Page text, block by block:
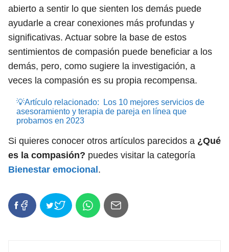
abierto a sentir lo que sienten los demás puede
ayudarle a crear conexiones más profundas y
significativas. Actuar sobre la base de estos
sentimientos de compasión puede beneficiar a los
demás, pero, como sugiere la investigación, a
veces la compasión es su propia recompensa.
💡Artículo relacionado:
Los 10 mejores servicios de
asesoramiento y terapia de pareja en línea que
probamos en 2023
Si quieres conocer otros artículos parecidos a ¿Qué
es la compasión? puedes visitar la categoría
Bienestar emocional .